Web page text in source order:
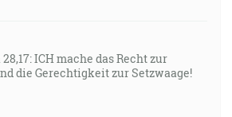
ICH mache das Recht zur
die Gerechtigkeit zur Setzwaage!